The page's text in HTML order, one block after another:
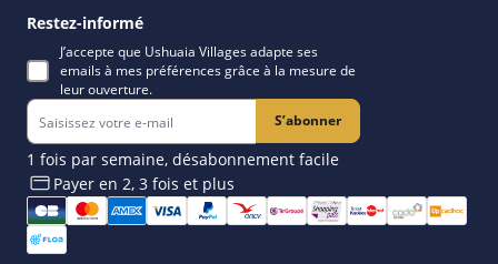
Restez-informé
J’accepte que Ushuaia Villages adapte ses
emails à mes préférences grâce à la mesure de
leur ouverture.
S’abonner
1 fois par semaine, désabonnement facile
Payer en 2, 3 fois et plus​